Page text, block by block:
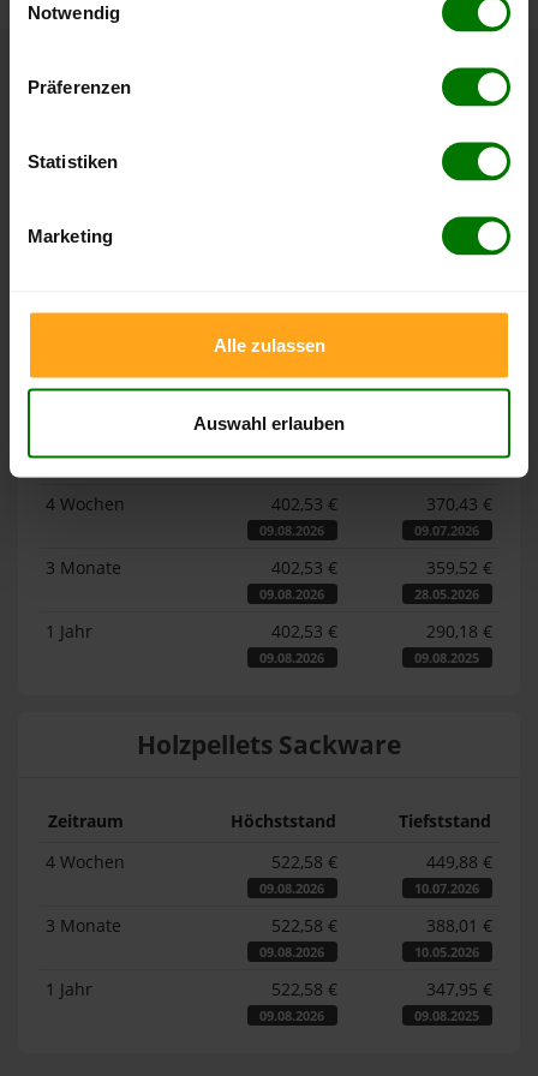
Notwendig
Präferenzen
Statistiken
Marketing
Alle zulassen
Auswahl erlauben
Höchst- und Tiefststände der
Pelletspreise für lose Holzpellets und Holzpellets
Sackware in Amtzell
. Das dazugehörige Datum zeigt, wann
wurde.
Lose Holzpellets
Zeitraum Höchststand
Tiefststand
4 Wochen
402,53 €
09.08.2026
370,43 €
09.07.2026
3 Monate 402,53 €
09.08.2026
359,52 €
28.05.2026
1 Jahr 402,53 €
09.08.2026
290,18 €
09.08.2025
Holzpellets Sackware
Zeitraum Höchststand
Tiefststand
4 Wochen
522,58 €
09.08.2026
449,88 €
10.07.2026
3 Monate 522,58 €
09.08.2026
388,01 €
10.05.2026
1 Jahr 522,58 €
09.08.2026
347,95 €
09.08.2025